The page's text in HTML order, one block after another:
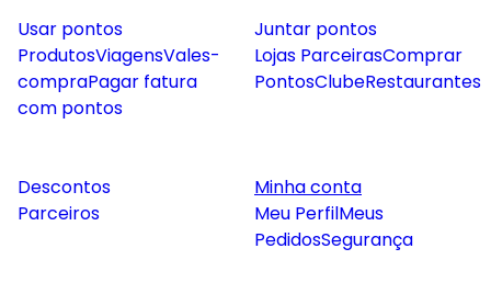
Usar pontos
ProdutosViagensVales-
compraPagar fatura
com pontos
Juntar pontos
Lojas ParceirasComprar
PontosClubeRestaurantes
Descontos
Parceiros
Minha conta
Meu PerfilMeus
PedidosSegurança